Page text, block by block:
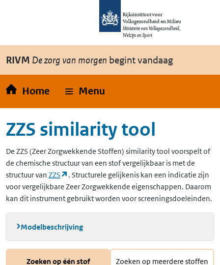
Overslaan en naar de inhoud gaan
Rijksinstituut voor
Volksgezondheid en Milieu
Ministerie van Volksgezondheid,
Welzijn en Sport
RIVM De zorg van morgen begint vandaag
Home Menu
ZZS similarity tool
De ZZS (Zeer Zorgwekkende Stoffen) similarity tool voorspelt of
de chemische structuur van een stof vergelijkbaar is met de
structuur van ZZS (opent in een nieuw tabblad)
. Structurele gelijkenis kan een indicatie zijn
voor vergelijkbare Zeer Zorgwekkende eigenschappen. Daarom
kan dit instrument gebruikt worden voor screeningsdoeleinden.
Modelbeschrijving
Zoeken op één stof Zoeken op meerdere stoffen